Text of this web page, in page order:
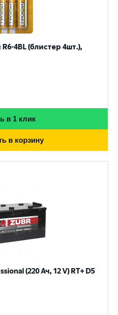
4BL (блистер 4шт.),
в 1 клик
в корзину
(220 Ач, 12 V) RT+ D5